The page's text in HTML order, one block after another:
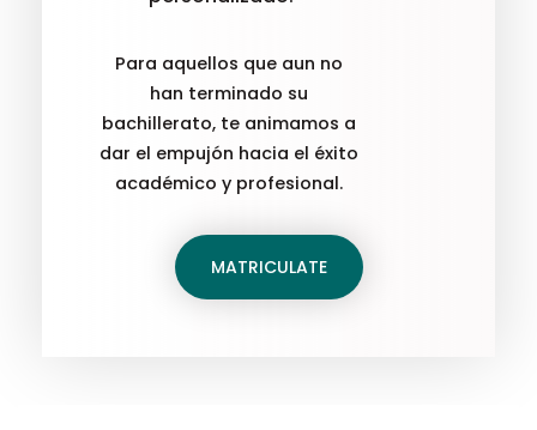
Para aquellos que aun no
han terminado su
bachillerato, te animamos a
dar el empujón hacia el éxito
académico y profesional.
MATRICULATE